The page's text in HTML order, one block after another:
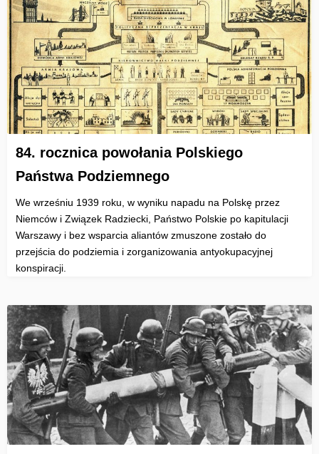
84. rocznica powołania Polskiego
Państwa Podziemnego
We wrześniu 1939 roku, w wyniku napadu na Polskę przez
Niemców i Związek Radziecki, Państwo Polskie po kapitulacji
Warszawy i bez wsparcia aliantów zmuszone zostało do
przejścia do podziemia i zorganizowania antyokupacyjnej
konspiracji.